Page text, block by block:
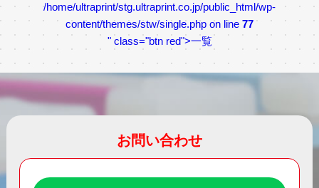
/home/ultraprint/stg.ultraprint.co.jp/public_html/wp-
content/themes/stw/single.php on line 77
" class="btn red">一覧
お問い合わせ